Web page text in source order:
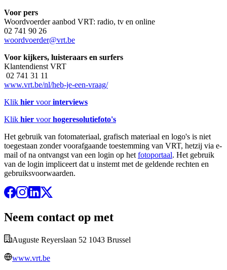
Voor pers
Woordvoerder aanbod VRT: radio, tv en online
02 741 90 26
woordvoerder@vrt.be
Voor kijkers, luisteraars en surfers
Klantendienst VRT
02 741 31 11
www.vrt.be/nl/heb-je-een-vraag/
Klik hier voorinterviews
Klik hier voorhogeresolutiefoto's
Het gebruik van fotomateriaal, grafisch materiaal en logo's is niet
toegestaan zonder voorafgaande toestemming van VRT, hetzij via e-
mail of na ontvangst van een login op het fotoportaal. Het gebruik
van de login impliceert dat u instemt met de geldende rechten en
gebruiksvoorwaarden.
Neem contact op met
Auguste Reyerslaan 52 1043 Brussel
www.vrt.be